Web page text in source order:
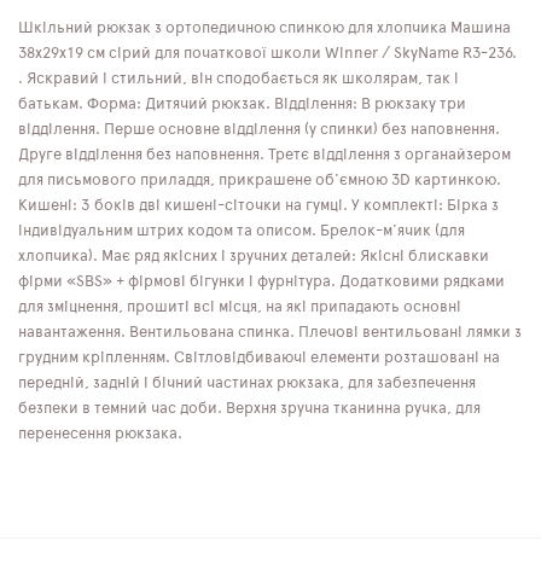
Шкільний рюкзак з ортопедичною спинкою для хлопчика Машина
38х29х19 см сірий для початкової школи Winner / SkyName R3-236.
. Яскравий і стильний, він сподобається як школярам, ​​так і
батькам. Форма: Дитячий рюкзак. Відділення: В рюкзаку три
відділення. Перше основне відділення (у спинки) без наповнення.
Друге відділення без наповнення. Третє відділення з органайзером
для письмового приладдя, прикрашене об'ємною 3D картинкою.
Кишені: З боків дві кишені-сіточки на гумці. У комплекті: Бірка з
індивідуальним штрих кодом та описом. Брелок-м'ячик (для
хлопчика). Має ряд якісних і зручних деталей: Якісні блискавки
фірми «SBS» + фірмові бігунки і фурнітура. Додатковими рядками
для зміцнення, прошиті всі місця, на які припадають основні
навантаження. Вентильована спинка. Плечові вентильовані лямки з
грудним кріпленням. Світловідбиваючі елементи розташовані на
передній, задній і бічний частинах рюкзака, для забезпечення
безпеки в темний час доби. Верхня зручна тканинна ручка, для
перенесення рюкзака.